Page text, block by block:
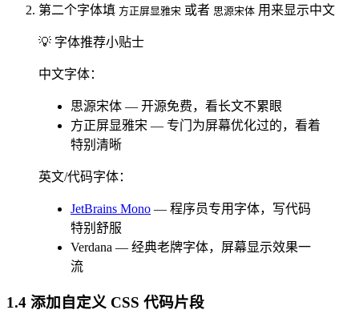
第二个字体填 方正屏显雅宋 或者 思源宋体 用来显示中文
💡 字体推荐小贴士
中文字体：
思源宋体 — 开源免费，看长文不累眼
方正屏显雅宋 — 专门为屏幕优化过的，看着
特别清晰
英文/代码字体：
JetBrains Mono — 程序员专用字体，写代码
特别舒服
Verdana — 经典老牌字体，屏幕显示效果一
流
1.4 添加自定义 CSS 代码片段